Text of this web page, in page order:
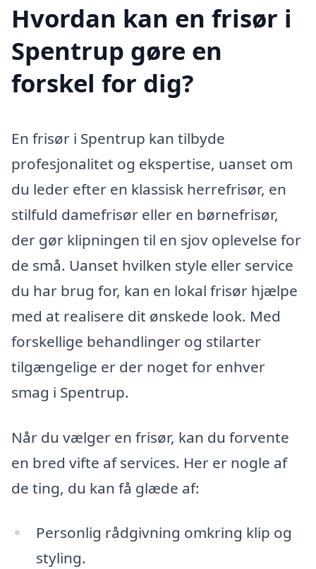
Hvordan kan en frisør i
Spentrup gøre en
forskel for dig?
En frisør i Spentrup kan tilbyde
profesjonalitet og ekspertise, uanset om
du leder efter en klassisk herrefrisør, en
stilfuld damefrisør eller en børnefrisør,
der gør klipningen til en sjov oplevelse for
de små. Uanset hvilken style eller service
du har brug for, kan en lokal frisør hjælpe
med at realisere dit ønskede look. Med
forskellige behandlinger og stilarter
tilgængelige er der noget for enhver
smag i Spentrup.
Når du vælger en frisør, kan du forvente
en bred vifte af services. Her er nogle af
de ting, du kan få glæde af:
Personlig rådgivning omkring klip og
styling.